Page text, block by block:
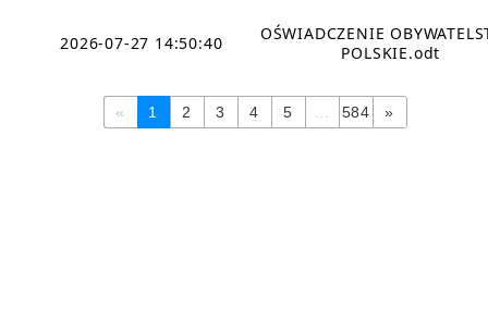
2026-07-27 14:50:40
OŚWIADCZENIE
POLSKIE.odt
« 1 2 3 4 5 584 »